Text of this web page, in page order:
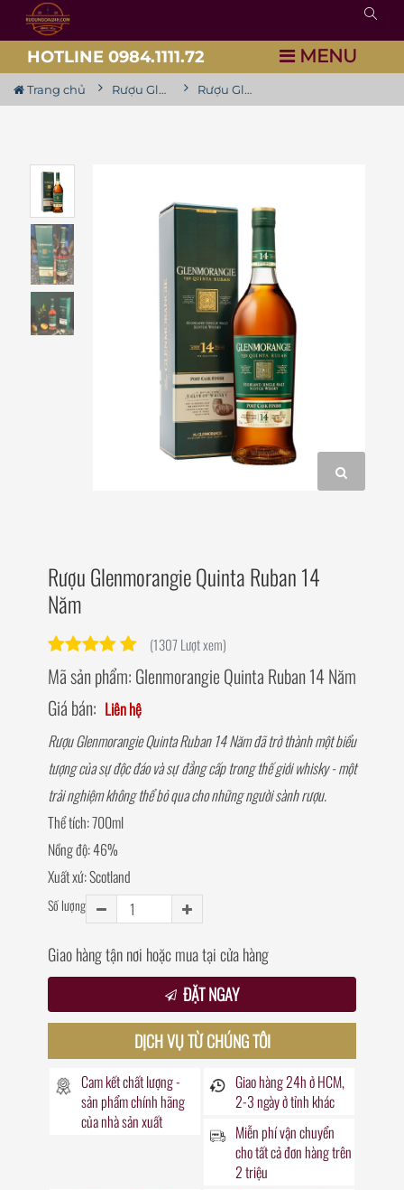
HOTLINE 0984.1111.72 MENU
Trang chủ Rượu Glenmorangie Rượu Glenmorangie Quinta Ruban 14 Năm
Rượu Glenmorangie Quinta Ruban 14
Năm
(1307 Lượt xem)
Mã sản phẩm: Glenmorangie Quinta Ruban 14 Năm
Giá bán: Liên hệ
Rượu Glenmorangie Quinta Ruban 14 Năm đã trở thành một biểu
tượng của sự độc đáo và sự đẳng cấp trong thế giới whisky - một
trải nghiệm không thể bỏ qua cho những người sành rượu.
Thể tích: 700ml
Nồng độ: 46%
Xuất xứ: Scotland
Số lượng
Giao hàng tận nơi hoặc mua tại cửa hàng
ĐẶT NGAY
DỊCH VỤ TỪ CHÚNG TÔI
Cam kết chất lượng -
sản phẩm chính hãng
của nhà sản xuất
Giao hàng24hở HCM,
2-3 ngày ở tỉnh khác
Miễn phí vận chuyển
cho tất cả đơn hàng trên
2 triệu